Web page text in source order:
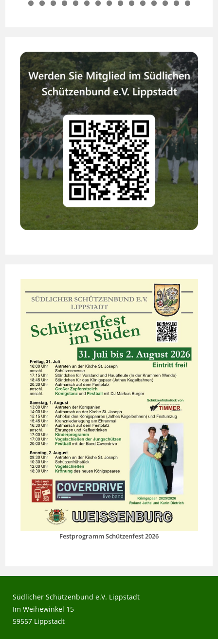
1 2 3 4 5 6 7 8 9 0 1 2 3 4 5
6 7 8 9 0 1 2 3 4 5 6 7 8 9 0
Festprogramm Schützenfest 2026
Südlicher Schützenbund e.V. Lippstadt
Im Weihewinkel 15
59557 Lippstadt